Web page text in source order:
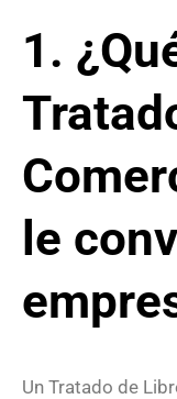
1.
le
Un Tratado de